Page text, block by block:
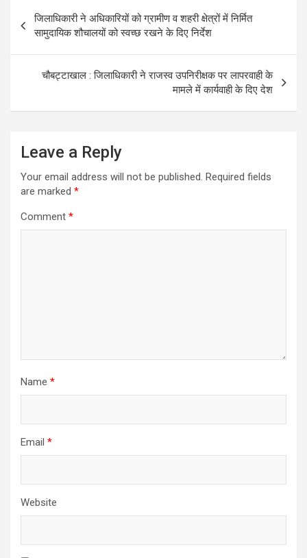
navigation
जिलाधिकारी ने अधिकारियों को ग्रामीण व शहरी क्षेत्रों में निर्मित
सामुदायिक शौचालयों को स्वच्छ रखने के दिए निर्देश
चौबट्टाखाल : जिलाधिकारी ने राजस्व उपनिरीक्षक पर लापरवाही के
मामले में कार्यवाही के दिए देश
Leave a Reply
Your email address will not be published. Required fields
are marked *
Comment *
Name *
Email *
Website